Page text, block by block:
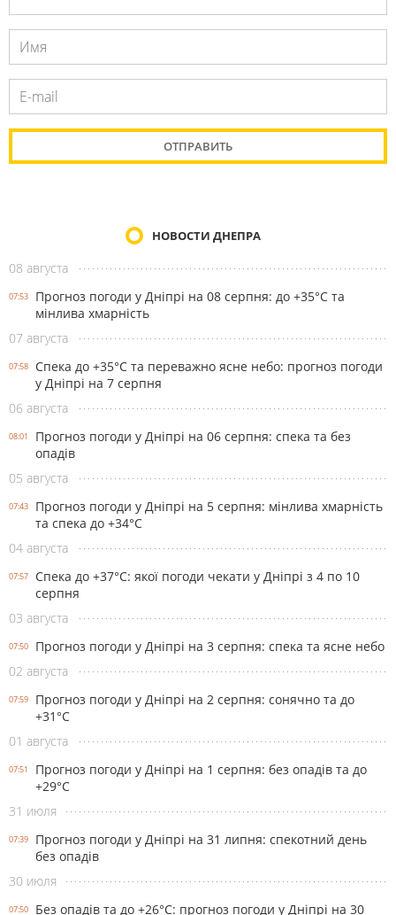
НОВОСТИ ДНЕПРА
08 августа
07:53
Прогноз погоди у Дніпрі на 08 серпня: до +35°C та
мінлива хмарність
07 августа
07:58
Спека до +35°С та переважно ясне небо: прогноз погоди
у Дніпрі на 7 серпня
06 августа
08:01
Прогноз погоди у Дніпрі на 06 серпня: спека та без
опадів
05 августа
07:43
Прогноз погоди у Дніпрі на 5 серпня: мінлива хмарність
та спека до +34°С
04 августа
07:57
Спека до +37°С: якої погоди чекати у Дніпрі з 4 по 10
серпня
03 августа
07:50
Прогноз погоди у Дніпрі на 3 серпня: спека та ясне небо
02 августа
07:59
Прогноз погоди у Дніпрі на 2 серпня: сонячно та до
+31°С
01 августа
07:51
Прогноз погоди у Дніпрі на 1 серпня: без опадів та до
+29°С
31 июля
07:39
Прогноз погоди у Дніпрі на 31 липня: спекотний день
без опадів
30 июля
07:50 Без опадів та до +26°С: прогноз погоди у Дніпрі на 30